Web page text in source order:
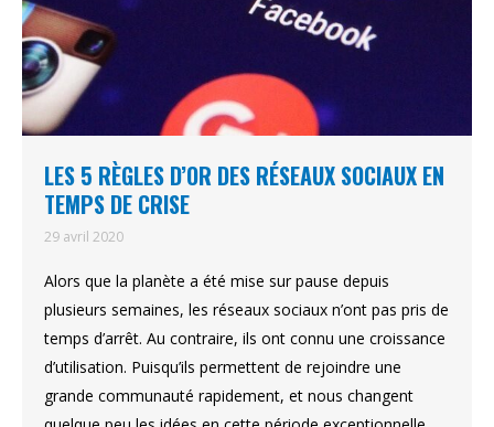
LES 5 RÈGLES D’OR DES RÉSEAUX SOCIAUX EN
TEMPS DE CRISE
29 avril 2020
Alors que la planète a été mise sur pause depuis
plusieurs semaines, les réseaux sociaux n’ont pas pris de
temps d’arrêt. Au contraire, ils ont connu une croissance
d’utilisation. Puisqu’ils permettent de rejoindre une
grande communauté rapidement, et nous changent